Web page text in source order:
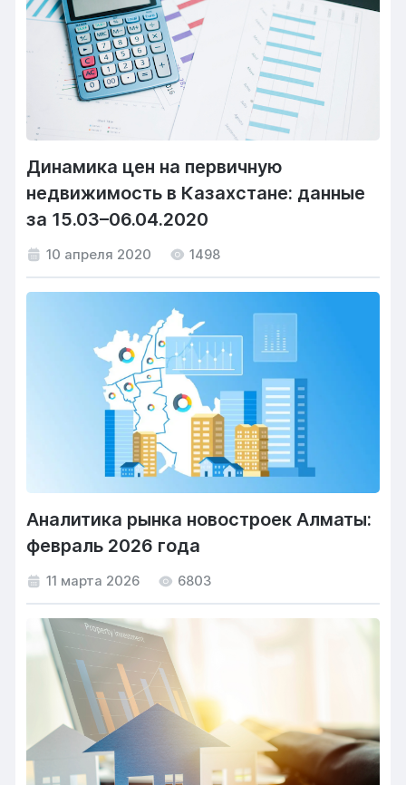
Динамика цен на первичную
недвижимость в Казахстане: данные
за 15.03–06.04.2020
10 апреля 2020 1498
Аналитика рынка новостроек Алматы:
февраль 2026 года
11 марта 2026 6803